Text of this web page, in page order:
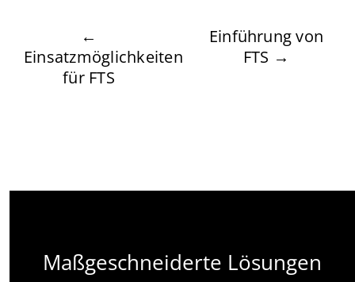
←
Einsatzmöglichkeiten
für FTS
Einführung von
FTS →
Maßgeschneiderte Lösungen